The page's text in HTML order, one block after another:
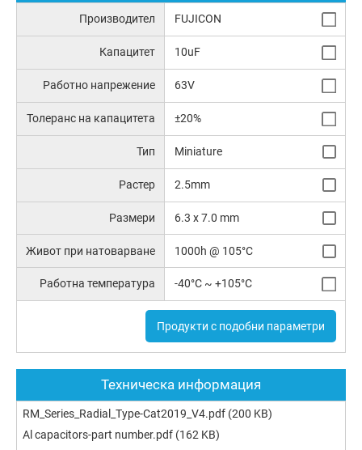
Производител FUJICON
Капацитет 10uF
Работно напрежение 63V
Толеранс на капацитета ±20%
Тип Miniature
Растер 2.5mm
Размери 6.3 x 7.0 mm
Живот при натоварване 1000h @ 105°C
Работна температура -40°C ~ +105°C
Продукти с подобни параметри
Техническа информация
RM_Series_Radial_Type-Cat2019_V4.pdf (200 KB)
Al capacitors-part number.pdf (162 KB)